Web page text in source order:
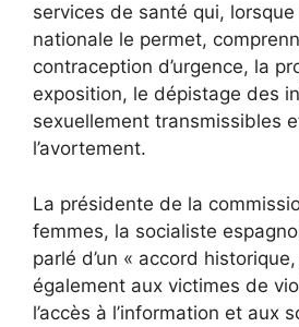
services de santé qui,
nationale le permet,
contraception d’urgence, la
exposition, le dépistage des
sexuellement transmissibles
l’avortement.
La présidente de la
femmes, la socialiste
parlé d’un « accord
également aux victimes de
l’accès à l’information et aux